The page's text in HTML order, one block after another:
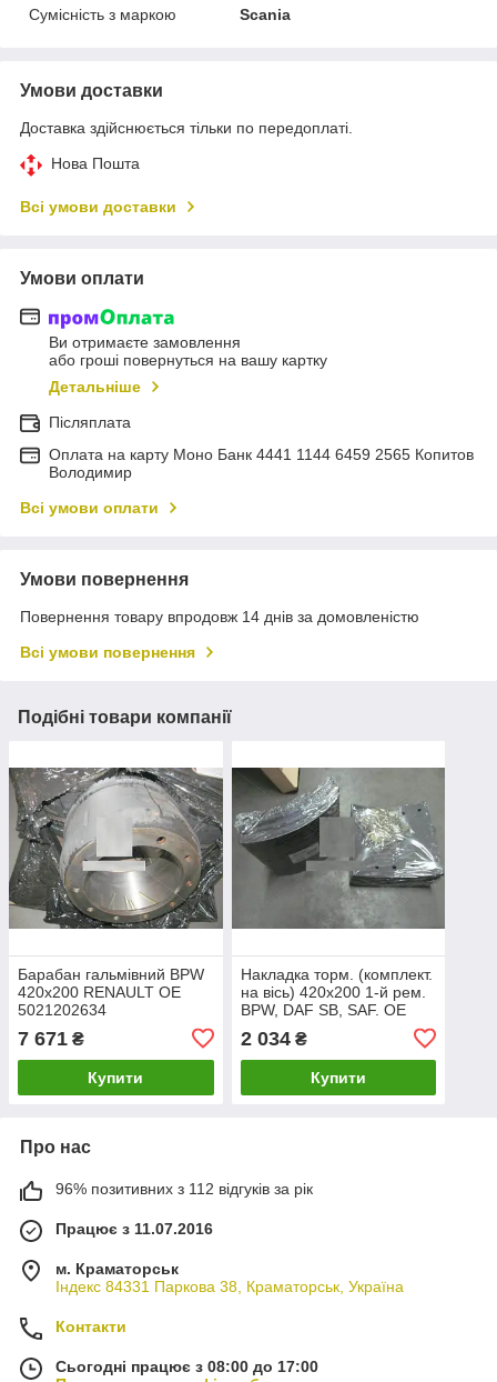
Сумісність з маркою
Scania
Умови доставки
Доставка здійснюється тільки по передоплаті.
Нова Пошта
Всі умови доставки
Умови оплати
Ви отримаєте замовлення
або гроші повернуться на вашу картку
Детальніше
Післяплата
Оплата на карту Моно Банк 4441 1144 6459 2565 Копитов
Володимир
Всі умови оплати
Умови повернення
Повернення товару впродовж 14 днів за домовленістю
Всі умови повернення
Подібні товари компанії
Барабан гальмівний BPW
420x200 RENAULT ОЕ
5021202634
7 671 ₴
Купити
Накладка торм. (комплект.
на вісь) 420х200 1-й рем.
BPW, DAF SB, SAF. OE
19094Rem1
2 034₴
Купити
Про нас
96% позитивних з 112 відгуків за рік
Працює з 11.07.2016
м. Краматорськ
Індекс 84331 Паркова 38, Краматорськ, Україна
Контакти
Сьогодні працює з 08:00 до 17:00